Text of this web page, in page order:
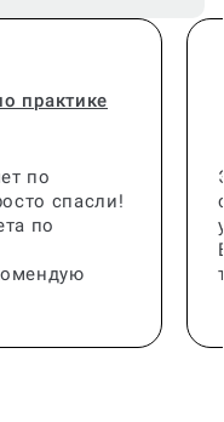
практике
по
спасли!
по